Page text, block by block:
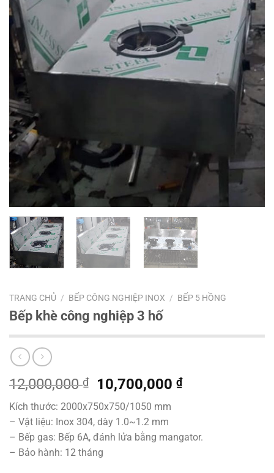
TRANG CHỦ / BẾP CÔNG NGHIỆP INOX / BẾP 5 HỒNG
Bếp khè công nghiệp 3 hố
12,000,000₫
Giá
gốc
là:
12,000,000 ₫.
10,700,000₫Giá
10,700,000 ₫.
Kích thước: 2000x750x750/1050 mm
– Vật liệu: Inox 304, dày 1.0~1.2 mm
– Bếp gas: Bếp 6A, đánh lửa bằng mangator.
– Bảo hành: 12 tháng